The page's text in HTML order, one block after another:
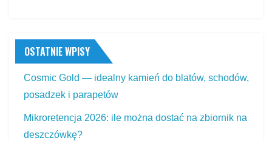
OSTATNIE WPISY
Cosmic Gold — idealny kamień do blatów, schodów,
posadzek i parapetów
Mikroretencja 2026: ile można dostać na zbiornik na
deszczówkę?